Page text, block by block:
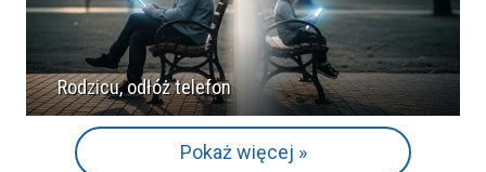
Rodzicu, odłóż telefon
Pokaż więcej »